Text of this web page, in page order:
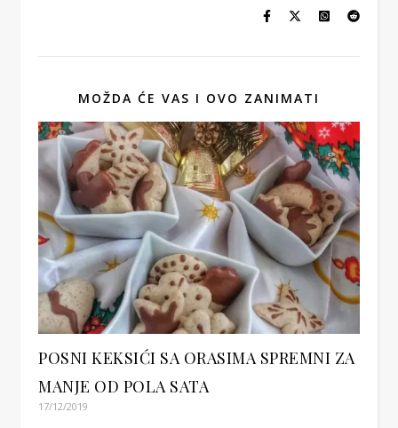
MOŽDA ĆE VAS I OVO ZANIMATI
POSNI KEKSIĆI SA ORASIMA SPREMNI ZA
MANJE OD POLA SATA
17/12/2019